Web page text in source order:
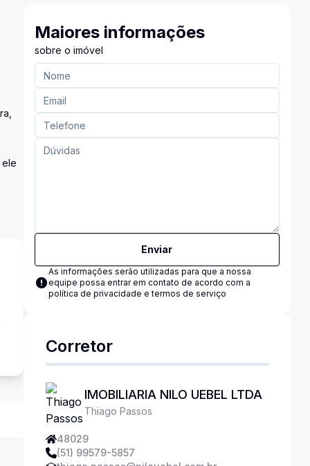
ele
Maiores informações
sobre o imóvel
Enviar
As informações serão utilizadas para que a nossa
equipe possa entrar em contato de acordo com a
política de privacidade e termos de serviço
Corretor
IMOBILIARIA NILO UEBEL LTDA
Thiago Passos
48029
(51) 99579-5857